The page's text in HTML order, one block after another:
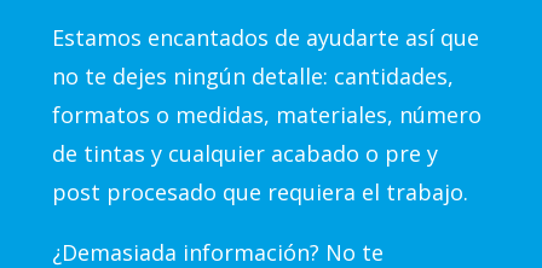
Estamos encantados de ayudarte así que
no te dejes ningún detalle: cantidades,
formatos o medidas, materiales, número
de tintas y cualquier acabado o pre y
post procesado que requiera el trabajo.
¿Demasiada información? No te